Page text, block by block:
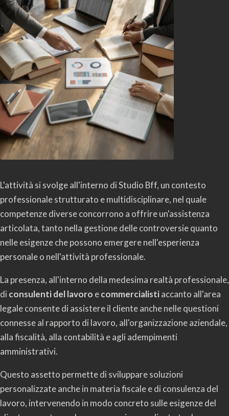
L'attività si svolge all'interno di Studio Bff, un contesto
professionale strutturato e multidisciplinare, nel quale
competenze diverse concorrono a offrire un'assistenza
articolata, tanto nella gestione delle controversie quanto
nelle esigenze che possono emergere nell'esperienza
personale o nell'attività professionale.
La presenza, all'interno della medesima realtà professionale,
di consulenti del lavoro ecommercialistiaccanto all'area
legale consente di assistere il cliente anche nelle questioni
connesse al rapporto di lavoro, all'organizzazione aziendale,
alla fiscalità, alla contabilità e agli adempimenti
amministrativi.
Questo assetto permette di sviluppare soluzioni
personalizzate anche in materia fiscale e di consulenza del
lavoro, intervenendo in modo concreto sulle esigenze del